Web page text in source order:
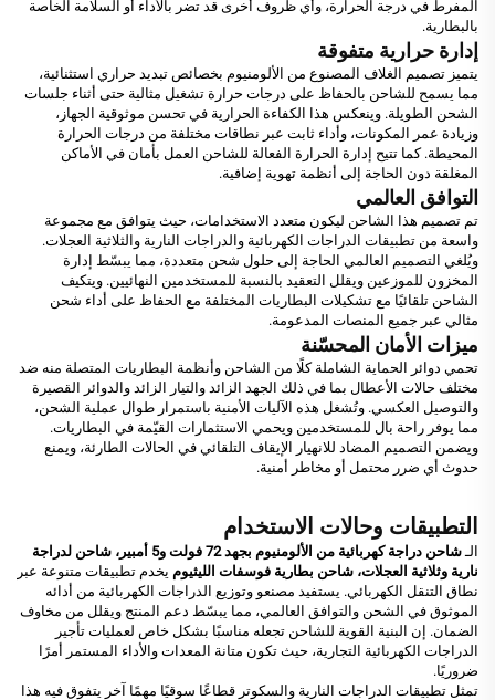
المفرط في درجة الحرارة، وأي ظروف أخرى قد تضر بالأداء أو السلامة الخاصة
بالبطارية.
إدارة حرارية متفوقة
يتميز تصميم الغلاف المصنوع من الألومنيوم بخصائص تبديد حراري استثنائية،
مما يسمح للشاحن بالحفاظ على درجات حرارة تشغيل مثالية حتى أثناء جلسات
الشحن الطويلة. وينعكس هذا الكفاءة الحرارية في تحسن موثوقية الجهاز،
وزيادة عمر المكونات، وأداء ثابت عبر نطاقات مختلفة من درجات الحرارة
المحيطة. كما تتيح إدارة الحرارة الفعالة للشاحن العمل بأمان في الأماكن
المغلقة دون الحاجة إلى أنظمة تهوية إضافية.
التوافق العالمي
تم تصميم هذا الشاحن ليكون متعدد الاستخدامات، حيث يتوافق مع مجموعة
واسعة من تطبيقات الدراجات الكهربائية والدراجات النارية والثلاثية العجلات.
ويُلغي التصميم العالمي الحاجة إلى حلول شحن متعددة، مما يبسّط إدارة
المخزون للموزعين ويقلل التعقيد بالنسبة للمستخدمين النهائيين. ويتكيف
الشاحن تلقائيًا مع تشكيلات البطاريات المختلفة مع الحفاظ على أداء شحن
مثالي عبر جميع المنصات المدعومة.
ميزات الأمان المحسّنة
تحمي دوائر الحماية الشاملة كلًا من الشاحن وأنظمة البطاريات المتصلة منه ضد
مختلف حالات الأعطال بما في ذلك الجهد الزائد والتيار الزائد والدوائر القصيرة
والتوصيل العكسي. وتُشغل هذه الآليات الأمنية باستمرار طوال عملية الشحن،
مما يوفر راحة بال للمستخدمين ويحمي الاستثمارات القيّمة في البطاريات.
ويضمن التصميم المضاد للانهيار الإيقاف التلقائي في الحالات الطارئة، ويمنع
حدوث أي ضرر محتمل أو مخاطر أمنية.
التطبيقات وحالات الاستخدام
الـ
شاحن دراجة كهربائية من الألومنيوم بجهد 72 فولت و5 أمبير، شاحن لدراجة
نارية وثلاثية العجلات، شاحن بطارية فوسفات الليثيوم يخدم تطبيقات متنوعة عبر
نطاق التنقل الكهربائي. يستفيد مصنعو وتوزيع الدراجات الكهربائية من أدائه
الموثوق في الشحن والتوافق العالمي، مما يبسّط دعم المنتج ويقلل من مخاوف
الضمان. إن البنية القوية للشاحن تجعله مناسبًا بشكل خاص لعمليات تأجير
الدراجات الكهربائية التجارية، حيث تكون متانة المعدات والأداء المستمر أمرًا
ضروريًا.
تمثل تطبيقات الدراجات النارية والسكوتر قطاعًا سوقيًا مهمًا آخر يتفوق فيه هذا